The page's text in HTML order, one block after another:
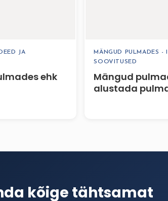
JA
ehk
MÄNGUD PULMADES -
SOOVITUSED
Mängud
alustada
kõige tähtsamat